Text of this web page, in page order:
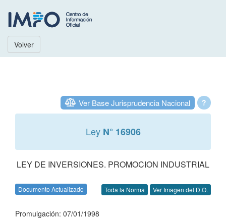
Volver
?
Ver Base Jurisprudencia Nacional
Ley N° 16906
LEY DE INVERSIONES. PROMOCION INDUSTRIAL
Documento Actualizado Toda la Norma Ver Imagen del D.O.
Promulgación: 07/01/1998